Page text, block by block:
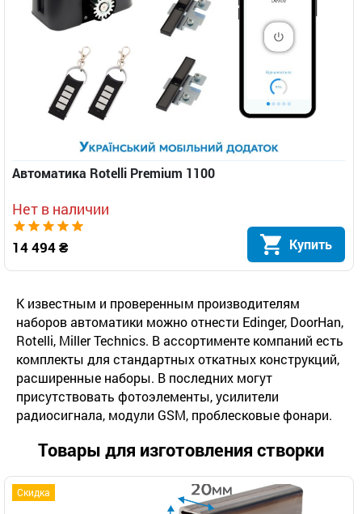
Автоматика Rotelli Premium 1100
Нет в наличии
14 494 ₴ Купить
К известным и проверенным производителям
наборов автоматики можно отнести Edinger, DoorHan,
Rotelli, Miller Technics. В ассортименте компаний есть
комплекты для стандартных откатных конструкций,
расширенные наборы. В последних могут
присутствовать фотоэлементы, усилители
радиосигнала, модули GSM, проблесковые фонари.
Товары для изготовления створки
Скидка